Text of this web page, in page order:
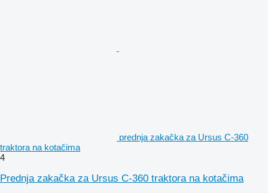
prednja zakačka za Ursus C-360
traktora na kotačima
4
Prednja zakačka za Ursus C-360 traktora na kotačima